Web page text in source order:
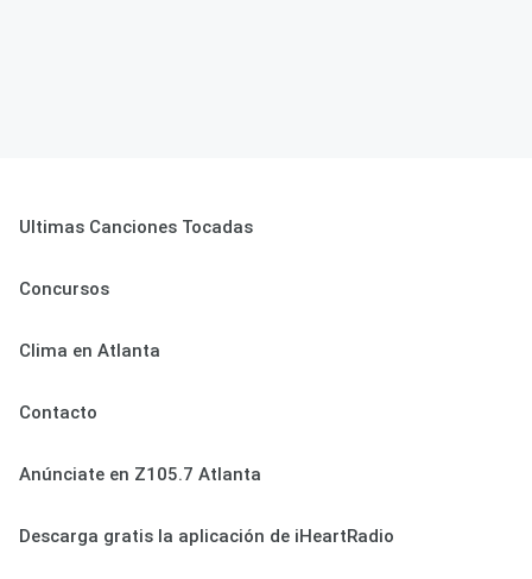
Ultimas Canciones Tocadas
Concursos
Clima en Atlanta
Contacto
Anúnciate en Z105.7 Atlanta
Descarga gratis la aplicación de iHeartRadio